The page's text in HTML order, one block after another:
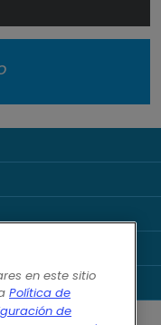
en este sitio
Política de
de